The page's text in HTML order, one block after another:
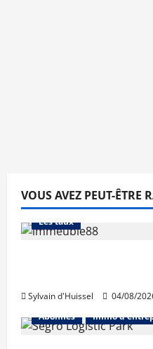
VOUS AVEZ PEUT-ÊTRE
Abonnés Financement
Les taux
Sylvain d'Huissel
04/08/
Abonnés
Immo